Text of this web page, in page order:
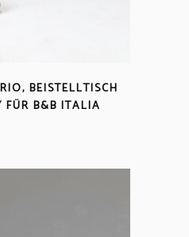
BEISTELLTISCH
FÜR B&B ITALIA